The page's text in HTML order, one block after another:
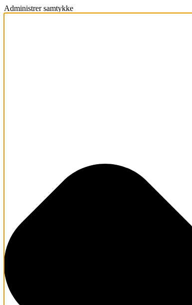
Administrer samtykke